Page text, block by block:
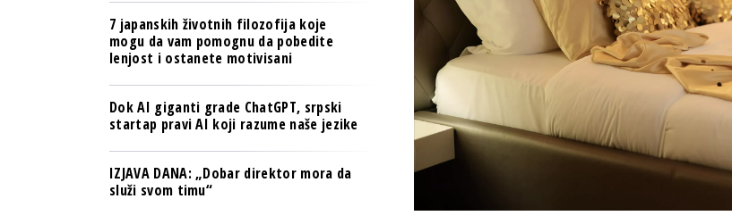
NOVO NA RAFU
7 japanskih životnih filozofija koje
mogu da vam pomognu da pobedite
lenjost i ostanete motivisani
Dok AI giganti grade ChatGPT, srpski
startap pravi AI koji razume naše jezike
IZJAVA DANA: „Dobar direktor mora da
služi svom timu“